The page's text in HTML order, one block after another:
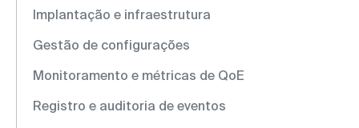
Implantação e infraestrutura
Gestão de configurações
Monitoramento e métricas de QoE
Registro e auditoria de eventos